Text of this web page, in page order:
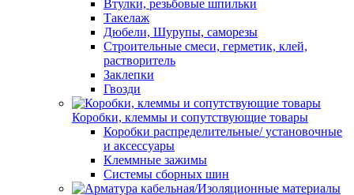
Втулки, резьбовые шпильки
Такелаж
Дюбели, Шурупы, саморезы
Строительные смеси, герметик, клей,
растворитель
Заклепки
Гвозди
Коробки, клеммы и сопутствующие товары
Коробки распределительные/ установочные
и аксессуары
Клеммные зажимы
Системы сборных шин